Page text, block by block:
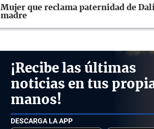
Mujer que reclama paternidad de
madre
¡Recibe las últimas
noticias en tus
manos!
DESCARGA LA APP